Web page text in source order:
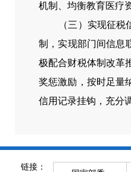
机制、均衡教育医疗
（三）实现征税信
制，实现部门间信息
极配合财税体制改革
奖惩激励，按时足量
信用记录挂钩，充分
链接：